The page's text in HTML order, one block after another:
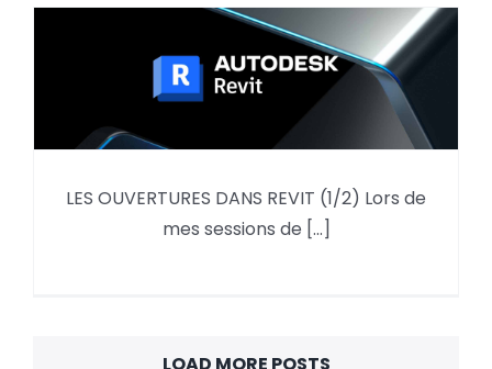
LES OUVERTURES DANS REVIT
(1/2)
LES OUVERTURES DANS REVIT (1/2) Lors de
mes sessions de [...]
LOAD MORE POSTS